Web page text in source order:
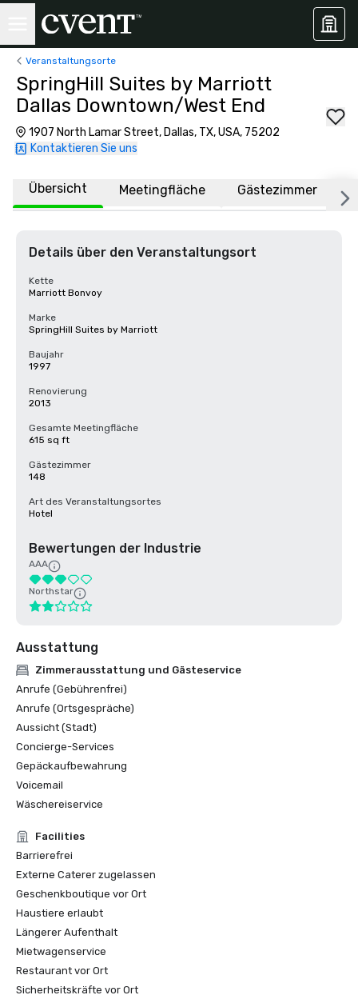
Veranstaltungsorte
SpringHill Suites by Marriott
Dallas Downtown/West End
1907 North Lamar Street, Dallas, TX, USA, 75202
Kontaktieren Sie uns
Übersicht Meetingfläche Gästezimmer
Details über den Veranstaltungsort
Kette
Marriott Bonvoy
Marke
SpringHill Suites by Marriott
Baujahr
1997
Renovierung
2013
Gesamte Meetingfläche
615 sq ft
Gästezimmer
148
Art des Veranstaltungsortes
Hotel
Bewertungen der Industrie
AAA
Northstar
Ausstattung
Zimmerausstattung und Gästeservice
Anrufe (Gebührenfrei)
Anrufe (Ortsgespräche)
Aussicht (Stadt)
Concierge-Services
Gepäckaufbewahrung
Voicemail
Wäschereiservice
Facilities
Barrierefrei
Externe Caterer zugelassen
Geschenkboutique vor Ort
Haustiere erlaubt
Längerer Aufenthalt
Mietwagenservice
Restaurant vor Ort
Sicherheitskräfte vor Ort